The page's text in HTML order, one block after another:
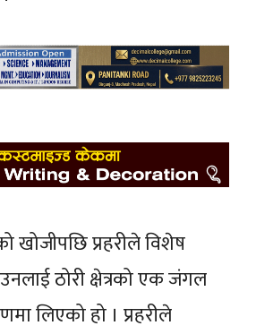
खोजीपछि प्रहरीले विशेष
ठोरी क्षेत्रको एक जंगल
लिएको हो । प्रहरीले